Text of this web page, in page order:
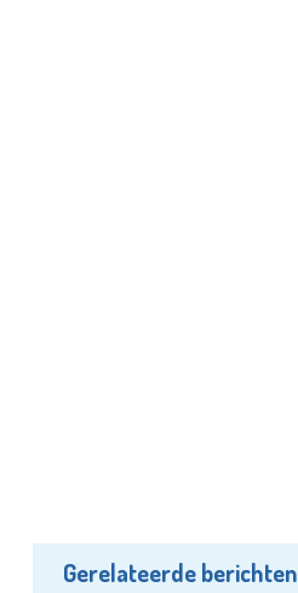
Gerelateerde berichten